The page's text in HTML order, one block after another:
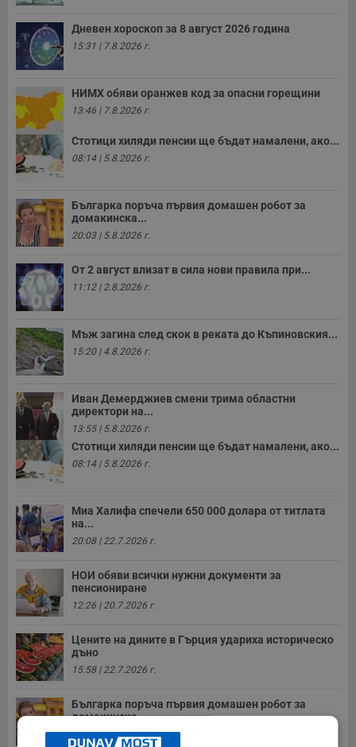
Дневен хороскоп за 8 август 2026 година
15:31 | 7.8.2026 г.
НИМХ обяви оранжев код за опасни горещини
13:46 | 7.8.2026 г.
Стотици хиляди пенсии ще бъдат намалени, ако...
08:14 | 5.8.2026 г.
Българка поръча първия домашен робот за
домакинска...
20:03 | 5.8.2026 г.
От 2 август влизат в сила нови правила при...
11:12 | 2.8.2026 г.
Мъж загина след скок в реката до Къпиновския...
15:20 | 4.8.2026 г.
Иван Демерджиев смени трима областни
директори на...
13:55 | 5.8.2026 г.
Стотици хиляди пенсии ще бъдат намалени, ако...
08:14 | 5.8.2026 г.
Миа Халифа спечели 650 000 долара от титлата
на...
20:08 | 22.7.2026 г.
НОИ обяви всички нужни документи за
пенсиониране
12:26 | 20.7.2026 г.
Цените на дините в Гърция удариха историческо
дъно
15:58 | 22.7.2026 г.
Българка поръча първия домашен робот за
домакинска...
20:03 | 5.8.2026 г.